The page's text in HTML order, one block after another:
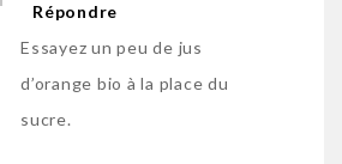
Répondre
Essayez un peu de jus
d’orange bio à la place du
sucre.